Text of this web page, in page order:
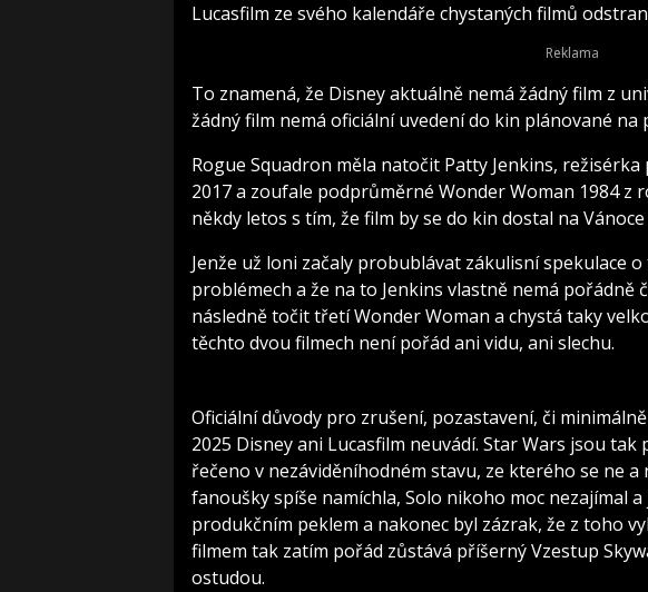
Lucasfilm ze svého kalendáře chystaných filmů
To znamená, že Disney aktuálně nemá žádný film z
žádný film nemá oficiální uvedení do kin plánované na
Rogue Squadron měla natočit Patty Jenkins,
2017 a zoufale podprůměrné Wonder Woman 1984 z
někdy letos s tím, že film by se do kin dostal na Vánoce
Jenže už loni začaly probublávat zákulisní spekulace
problémech a že na to Jenkins vlastně nemá pořádně
následně točit třetí Wonder Woman a chystá taky
těchto dvou filmech není pořád ani vidu, ani slechu.
Oficiální důvody pro zrušení, pozastavení, či
2025 Disney ani Lucasfilm neuvádí. Star Wars jsou
řečeno v nezáviděníhodném stavu, ze kterého se ne
fanoušky spíše namíchla, Solo nikoho moc nezajímal
produkčním peklem a nakonec byl zázrak, že z toho
filmem tak zatím pořád zůstává příšerný Vzestup
ostudou.